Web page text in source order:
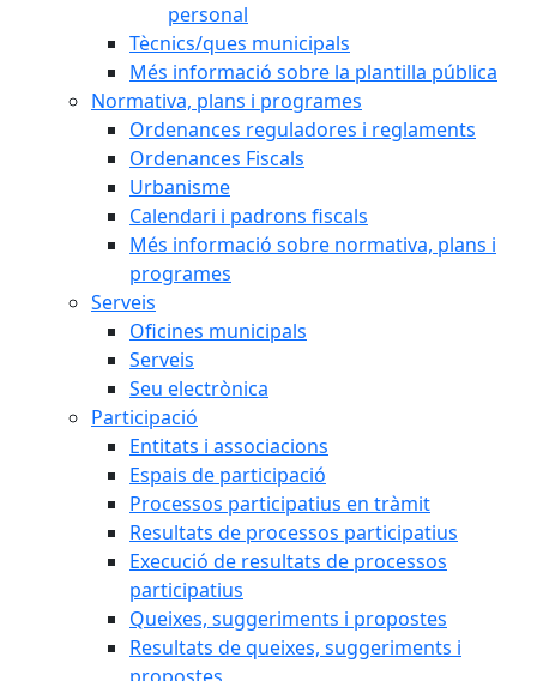
personal
Tècnics/ques municipals
Més informació sobre la plantilla pública
Normativa, plans i programes
Ordenances reguladores i reglaments
Ordenances Fiscals
Urbanisme
Calendari i padrons fiscals
Més informació sobre normativa, plans i
programes
Serveis
Oficines municipals
Serveis
Seu electrònica
Participació
Entitats i associacions
Espais de participació
Processos participatius en tràmit
Resultats de processos participatius
Execució de resultats de processos
participatius
Queixes, suggeriments i propostes
Resultats de queixes, suggeriments i